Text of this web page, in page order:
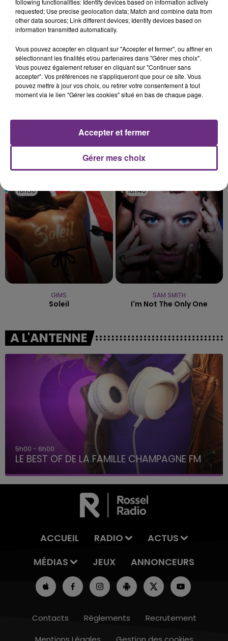
s'est avéré être plus précoce que prévu,
l'inspection du Travail en profite pour rappeler
les conditions de...
5 août 2026
Un feu de remorque s'est déclaré ce mercredi en
fin de matinée sur l'A34.
TITRES DIFFUSÉS
18h50
18h50
GIMS
Soleil
18h46
18h46
SAM SMITH
I'm Not The Only One
A L'ANTENNE
6h00 - 10h00
La Famille
ACCUEIL RADIO
ACTUS
MÉDIAS
JEUX ANNONCEURS
Contacts Règlements
Recrutement
following functionalities: Identify devices based on information actively
requested; Use precise geolocation data; Match and combine data from
other data sources; Link different devices; Identify devices based on
information transmitted automatically.
Vous pouvez accepter en cliquant sur "Accepter et fermer", ou affiner en
sélectionnant les finalités et/ou partenaires dans "Gérer mes choix".
Vous pouvez également refuser en cliquant sur "Continuer sans
accepter". Vos préférences ne s'appliqueront que pour ce site. Vous
pouvez mettre à jour vos choix, ou retirer votre consentement à tout
moment via le lien "Gérer les cookies" situé en bas de chaque page.
Gérer mes choix
Accepter et fermer